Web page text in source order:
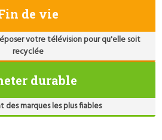
de vie
votre télévision pour qu'elle soit
recyclée
durable
des marques les plus fiables